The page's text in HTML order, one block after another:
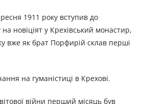
1911 року вступив до
новіціят у Крехівський монастир,
вже як брат Порфирій склав перші
на гуманістиці в Крехові.
війни перший місяць був